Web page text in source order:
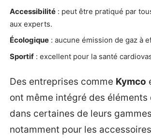
Accessibilité : peut être pratiqué par
aux experts.
Écologique : aucune émission de gaz à
Sportif : excellent pour la santé
Des entreprises comme Kymco
ont même intégré des éléments
dans certaines de leurs
notamment pour les